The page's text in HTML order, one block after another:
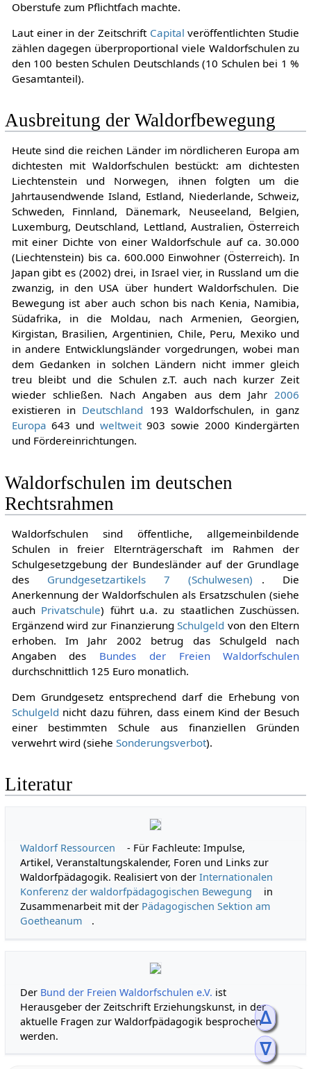
ᐃ
ᐁ
Oberstufe zum Pflichtfach machte.
Laut einer in der Zeitschrift Capital veröffentlichten Studie
zählen dagegen überproportional viele Waldorfschulen zu
den 100 besten Schulen Deutschlands (10 Schulen bei 1 %
Gesamtanteil).
Ausbreitung der Waldorfbewegung
Heute sind die reichen Länder im nördlicheren Europa am
dichtesten mit Waldorfschulen bestückt: am dichtesten
Liechtenstein und Norwegen, ihnen folgten um die
Jahrtausendwende Island, Estland, Niederlande, Schweiz,
Schweden, Finnland, Dänemark, Neuseeland, Belgien,
Luxemburg, Deutschland, Lettland, Australien, Österreich
mit einer Dichte von einer Waldorfschule auf ca. 30.000
(Liechtenstein) bis ca. 600.000 Einwohner (Österreich). In
Japan gibt es (2002) drei, in Israel vier, in Russland um die
zwanzig, in den USA über hundert Waldorfschulen. Die
Bewegung ist aber auch schon bis nach Kenia, Namibia,
Südafrika, in die Moldau, nach Armenien, Georgien,
Kirgistan, Brasilien, Argentinien, Chile, Peru, Mexiko und
in andere Entwicklungsländer vorgedrungen, wobei man
dem Gedanken in solchen Ländern nicht immer gleich
treu bleibt und die Schulen z.T. auch nach kurzer Zeit
wieder schließen. Nach Angaben aus dem Jahr2006
existieren in Deutschland 193 Waldorfschulen, in ganz
Europa 643 und weltweit903 sowie 2000 Kindergärten
und Fördereinrichtungen.
Waldorfschulen im deutschen
Rechtsrahmen
Waldorfschulen sind öffentliche, allgemeinbildende
Schulen in freier Elternträgerschaft im Rahmen der
Schulgesetzgebung der Bundesländer auf der Grundlage
des Grundgesetzartikels 7 (Schulwesen)
. Die
Anerkennung der Waldorfschulen als Ersatzschulen (siehe
auch Privatschule) führt u.a. zu staatlichen Zuschüssen.
Ergänzend wird zur FinanzierungSchulgeld von den Eltern
erhoben. Im Jahr 2002 betrug das Schulgeld nach
Angaben des Bundes der Freien Waldorfschulen
durchschnittlich 125 Euro monatlich.
Dem Grundgesetz entsprechend darf die Erhebung von
Schulgeld nicht dazu führen, dass einem Kind der Besuch
einer bestimmten Schule aus finanziellen Gründen
verwehrt wird (siehe Sonderungsverbot).
Literatur
Waldorf Ressourcen
- Für Fachleute: Impulse,
Artikel, Veranstaltungskalender, Foren und Links zur
Waldorfpädagogik. Realisiert von derInternationalen
Konferenz der waldorfpädagogischen Bewegung
in
Zusammenarbeit mit der Pädagogischen Sektion am
Goetheanum
.
Der Bund der Freien Waldorfschulen e.V. ist
Herausgeber der Zeitschrift Erziehungskunst, in der
aktuelle Fragen zur Waldorfpädagogik besprochen
werden.